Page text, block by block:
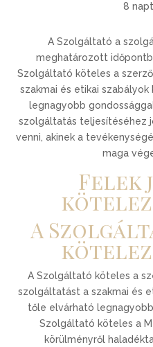
8
A Szolgáltató a
meghatározott
Szolgáltató köteles a
szakmai és etikai
legnagyobb
szolgáltatás teljesítéséhez
venni, akinek a
maga
Felek
A
A Szolgáltató köteles a
szolgáltatást a szakmai és
tőle elvárható
Szolgáltató köteles a
körülményről